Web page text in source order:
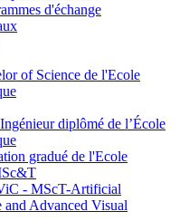
d'échange
of Science de l'Ecole
diplômé de l’École
gradué de l'Ecole
- MScT-Artificial
and Advanced Visual